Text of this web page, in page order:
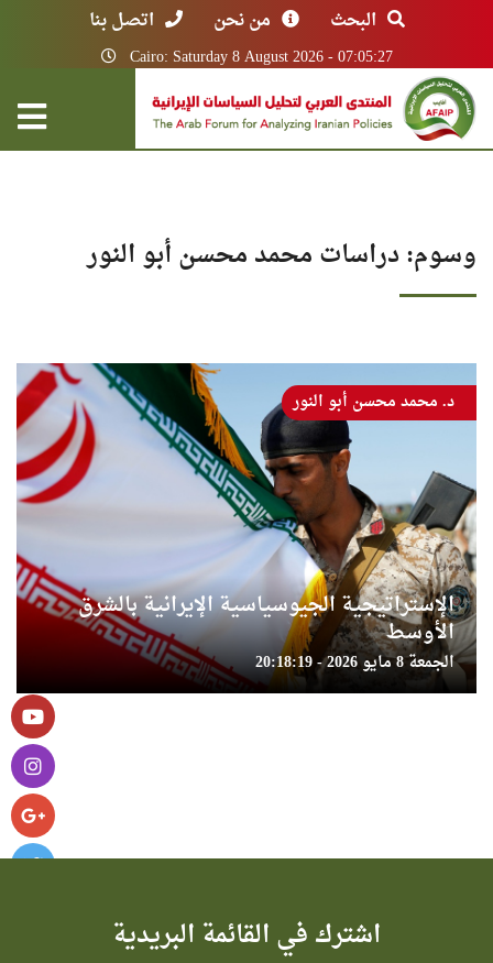
البحث من نحن اتصل بنا
Cairo: Saturday 8 August 2026 - 07:05:27
وسوم: دراسات محمد محسن أبو النور
الإستراتيجية الجيوسياسية الإيرانية بالشرق
الأوسط
الجمعة 8 مايو 2026 - 20:18:19
د. محمد محسن أبو النور
اشترك في القائمة البريدية